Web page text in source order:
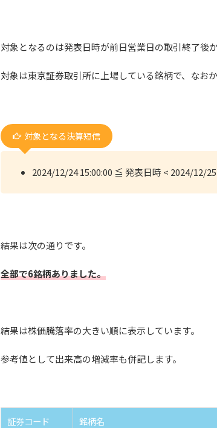
対象となるのは発表日時が前日営業日の取引終了後
対象は東京証券取引所に上場している銘柄で、なお
対象となる決算短信
2024/12/24 15:00:00 ≦ 発表日時 < 2024/12/25
結果は次の通りです。
全部で6銘柄ありました。
結果は株価騰落率の大きい順に表示しています。
参考値として出来高の増減率も併記します。
証券コード 銘柄名